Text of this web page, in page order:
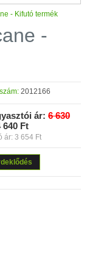
- Kifutó termék
-
2012166
ár: 6 630
640 Ft
ár: 3 654 Ft